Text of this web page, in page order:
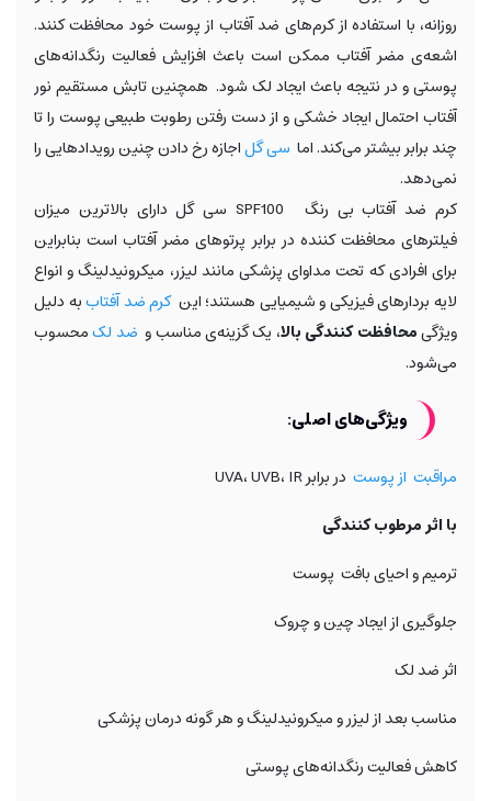
روزانه، با استفاده از کرم‌های ضد آفتاب از پوست خود محافظت کنند.
اشعه‌ی مضر آفتاب ممکن است باعث افزایش فعالیت رنگدانه‌های
پوستی و در نتیجه باعث ایجاد لک شود. همچنین تابش مستقیم نور
آفتاب احتمال ایجاد خشکی و از دست رفتن رطوبت طبیعی پوست را تا
چند برابر بیشتر می‌کند. اما سی گلاجازه رخ دادن چنین رویدادهایی را
نمی‌دهد.
کرم ضد آفتاب بی رنگ SPF100 سی گل دارای بالاترین میزان
فیلترهای محافظت کننده در برابر پرتوهای مضر آفتاب است بنابراین
برای افرادی که تحت مداوای پزشکی مانند لیزر، میکرونیدلینگ و انواع
لایه بردارهای فیزیکی و شیمیایی هستند؛ اینکرم ضد آفتاببه دلیل
ویژگیمحافظت کنندگی بالا، یک گزینه‌ی مناسب و ضد لکمحسوب
می‌شود.
ویژگی‌های اصلی:
مراقبت از پوست در برابر UVA، UVB، IR
با اثر مرطوب کنندگی
ترمیم و احیای بافت پوست
جلوگیری از ایجاد چین و چروک
اثر ضد لک
مناسب بعد از لیزر و میکرونیدلینگ و هر گونه درمان پزشکی
کاهش فعالیت رنگدانه‌های پوستی